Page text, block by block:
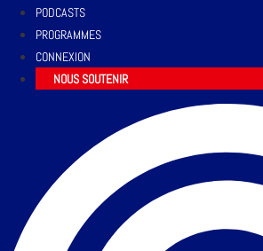
PODCASTS
PROGRAMMES
CONNEXION
NOUS SOUTENIR